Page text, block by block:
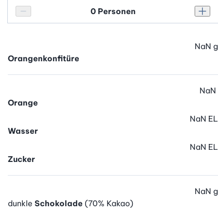
Personenanzahl verringern
Personenanzahl
Orangenkonfitüre
NaN g
Orange
NaN
Wasser
NaN EL
Zucker
NaN EL
dunkle Schokolade (70% Kakao)
NaN g